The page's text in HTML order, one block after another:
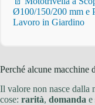
Ø100/150/200 mm e
Lavoro in Giardino
Perché alcune macchine
Il valore non nasce dalla
cose: rarità, domanda e